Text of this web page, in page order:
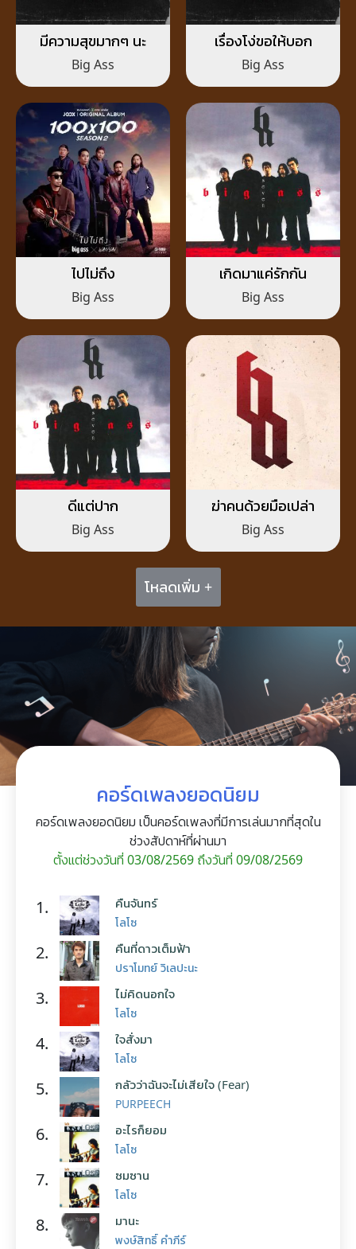
มีความสุขมากๆ นะ
Big Ass
เรื่องโง่ขอให้บอก
Big Ass
ไปไม่ถึง
Big Ass
เกิดมาแค่รักกัน
Big Ass
ดีแต่ปาก
Big Ass
ฆ่าคนด้วยมือเปล่า
Big Ass
โหลดเพิ่ม +
คอร์ดเพลงยอดนิยม
คอร์ดเพลงยอดนิยม เป็นคอร์ดเพลงที่มีการเล่นมากที่สุดใน
ช่วงสัปดาห์ที่ผ่านมา
ตั้งแต่ช่วงวันที่ 03/08/2569 ถึงวันที่ 09/08/2569
1. คืนจันทร์
โลโซ
2. คืนที่ดาวเต็มฟ้า
ปราโมทย์ วิเลปะนะ
3. ไม่คิดนอกใจ
โลโซ
4. ใจสั่งมา
โลโซ
5. กลัวว่าฉันจะไม่เสียใจ (Fear)
PURPEECH
6. อะไรก็ยอม
โลโซ
7. ซมซาน
โลโซ
8. มานะ
พงษ์สิทธิ์ คำภีร์